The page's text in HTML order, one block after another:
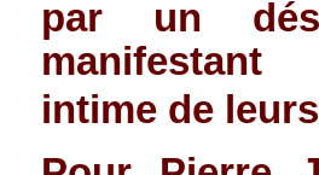
par un
manifestant
intime de